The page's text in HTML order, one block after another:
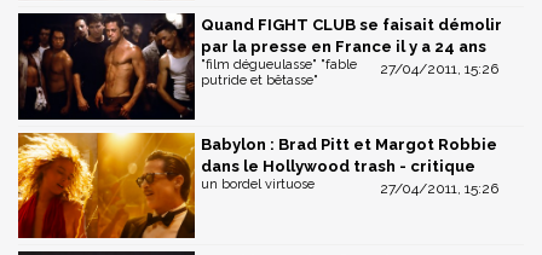
Quand FIGHT CLUB se faisait démolir
par la presse en France il y a 24 ans
27/04/2011, 15:26
"film dégueulasse" "fable
putride et bêtasse"
Babylon : Brad Pitt et Margot Robbie
dans le Hollywood trash - critique
27/04/2011, 15:26
un bordel virtuose